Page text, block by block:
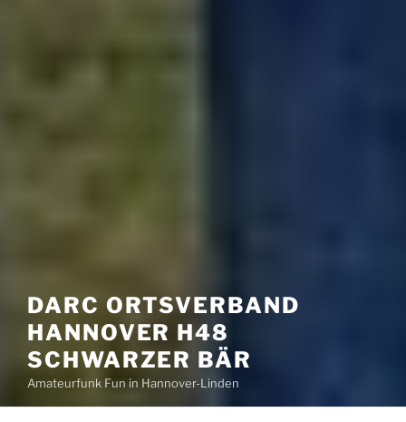
DARC ORTSVERBAND
HANNOVER H48
SCHWARZER BÄR
Amateurfunk Fun in Hannover-Linden